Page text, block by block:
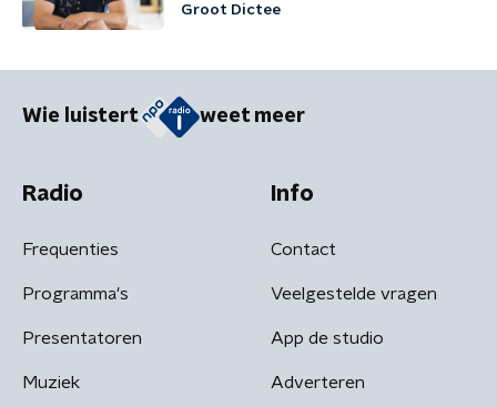
Groot Dictee
Wie luistert weet meer
Radio
Frequenties
Programma's
Presentatoren
Muziek
Info
Contact
Veelgestelde vragen
App de studio
Adverteren